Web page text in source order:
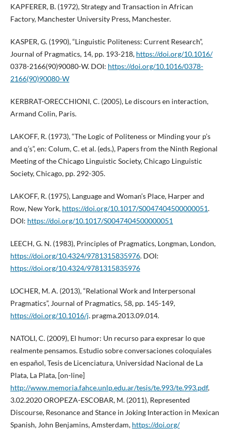
KAPFERER, B. (1972), Strategy and Transaction in African
Factory, Manchester University Press, Manchester.
KASPER, G. (1990), “Linguistic Politeness: Current Research”,
Journal of Pragmatics, 14, pp. 193-218, https://doi.org/10.1016/
0378-2166(90)90080-W. DOI: https://doi.org/10.1016/0378-
2166(90)90080-W
KERBRAT-ORECCHIONI, C. (2005), Le discours en interaction,
Armand Colin, Paris.
LAKOFF, R. (1973), “The Logic of Politeness or Minding your p’s
and q’s”, en: Colum, C. et al. (eds.), Papers from the Ninth Regional
Meeting of the Chicago Linguistic Society, Chicago Linguistic
Society, Chicago, pp. 292-305.
LAKOFF, R. (1975), Language and Woman’s Place, Harper and
Row, New York, https://doi.org/10.1017/S0047404500000051.
DOI: https://doi.org/10.1017/S0047404500000051
LEECH, G. N. (1983), Principles of Pragmatics, Longman, London,
https://doi.org/10.4324/9781315835976. DOI:
https://doi.org/10.4324/9781315835976
LOCHER, M. A. (2013), “Relational Work and Interpersonal
Pragmatics”, Journal of Pragmatics, 58, pp. 145-149,
https://doi.org/10.1016/j. pragma.2013.09.014.
NATOLI, C. (2009), El humor: Un recurso para expresar lo que
realmente pensamos. Estudio sobre conversaciones coloquiales
en español, Tesis de Licenciatura, Universidad Nacional de La
Plata, La Plata, [on-line]
http://www.memoria.fahce.unlp.edu.ar/tesis/te.993/te.993.pdf,
3.02.2020 OROPEZA-ESCOBAR, M. (2011), Represented
Discourse, Resonance and Stance in Joking Interaction in Mexican
Spanish, John Benjamins, Amsterdam, https://doi.org/